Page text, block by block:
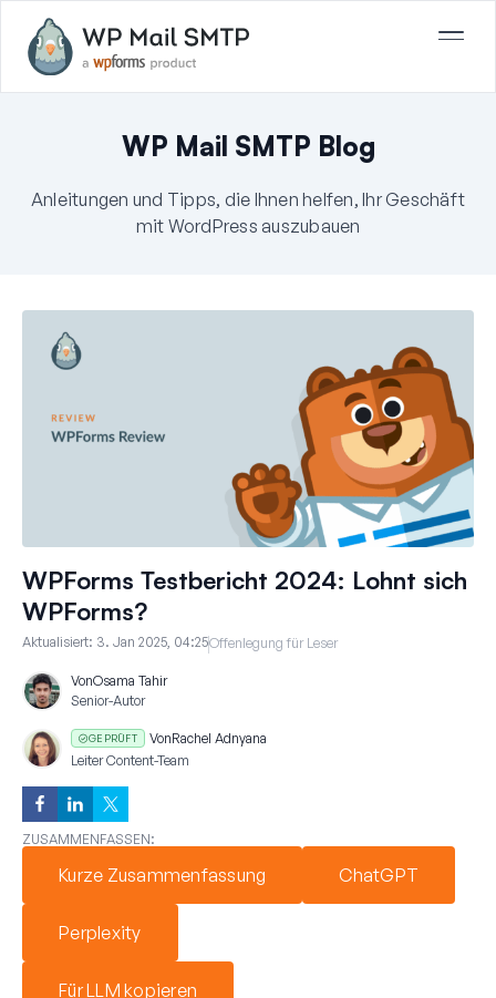
WP Mail SMTP Blog
Anleitungen und Tipps, die Ihnen helfen, Ihr Geschäft
mit WordPress auszubauen
WPForms Testbericht 2024: Lohnt sich
WPForms?
Aktualisiert: 3. Jan 2025, 04:25Offenlegung für Leser
VonOsama Tahir
Senior-Autor
GEPRÜFT VonRachel Adnyana
Leiter Content-Team
ZUSAMMENFASSEN:
Kurze Zusammenfassung ChatGPT
Perplexity
Für LLM kopieren